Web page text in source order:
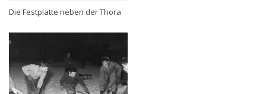
Die Festplatte neben der Thora